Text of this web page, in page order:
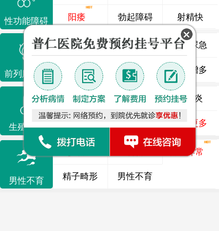
性功能障碍 阳痿 勃起障碍 射精快
前列腺疾病
前列腺炎 前列腺痛 尿频尿急
前列腺增生 排尿不畅 夜尿增多
生殖感染
龟头炎 睾丸炎 尿道炎
了解更多
男性不育
弱精 精液异常
精子畸形 男性不育